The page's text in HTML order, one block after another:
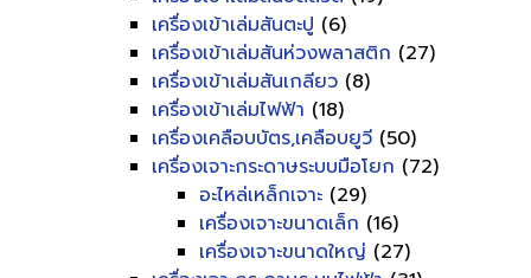
เครื่องเข้าเล่มสันตะปู (6)
เครื่องเข้าเล่มสันห่วงพลาสติก (27)
เครื่องเข้าเล่มสันเกลียว (8)
เครื่องเข้าเล่มไฟฟ้า (18)
เครื่องเคลือบบัตร,เคลือบยูวี (50)
เครื่องเจาะกระดาษระบบมือโยก (72)
อะไหล่เหล็กเจาะ (29)
เครื่องเจาะขนาดเล็ก (16)
เครื่องเจาะขนาดใหญ่ (27)